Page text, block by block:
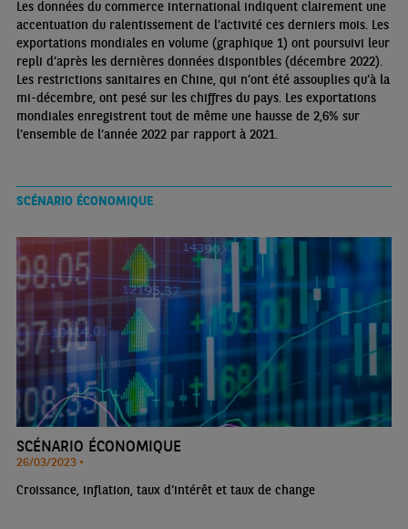
Les données du commerce international indiquent clairement une
accentuation du ralentissement de l’activité ces derniers mois. Les
exportations mondiales en volume (graphique 1) ont poursuivi leur
repli d’après les dernières données disponibles (décembre 2022).
Les restrictions sanitaires en Chine, qui n’ont été assouplies qu’à la
mi-décembre, ont pesé sur les chiffres du pays. Les exportations
mondiales enregistrent tout de même une hausse de 2,6% sur
l’ensemble de l’année 2022 par rapport à 2021.
SCÉNARIO ÉCONOMIQUE
SCÉNARIO ÉCONOMIQUE
26/03/2023 •
Croissance, inflation, taux d'intérêt et taux de change